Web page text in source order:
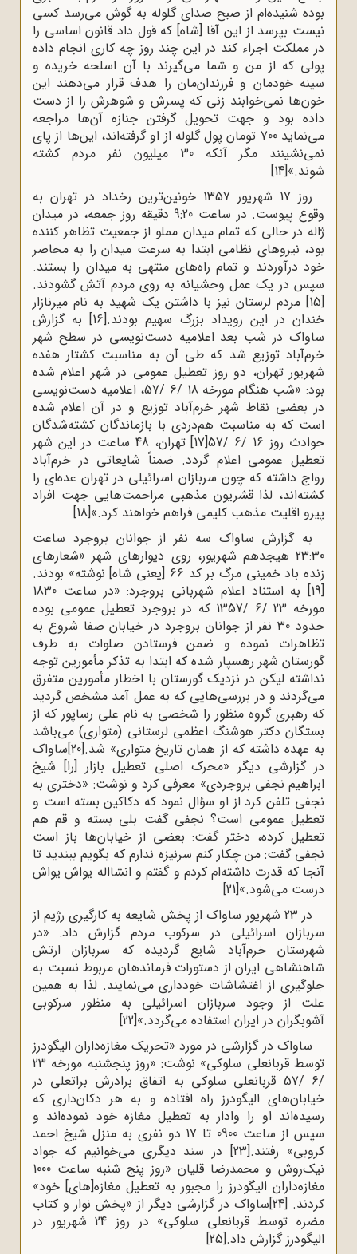
بوده شنیده‌ام از صبح صدای گلوله به گوش می‌رسد کسی
نیست بپرسد از این آقا [شاه] که قول داد قانون اساسی را
در مملکت اجراء کند در این چند روز چه کاری انجام داده
پولی که از من و شما می‌گیرند با آن اسلحه خریده و
سینه خودمان و فرزندان‌مان را هدف قرار می‌دهند این
خون‌ها نمی‌خوابند زنی که پسرش و شوهرش را از دست
داده بود و جهت تحویل گرفتن جنازه آن‌ها مراجعه
می‌نماید 700 تومان پول گلوله از او گرفته‌اند، این‌ها از پای
نمی‌نشینند مگر آنکه 30 میلیون نفر مردم کشته
شوند.»[14]
روز 17 شهریور 1357 خونین‌ترین رخداد در تهران به
وقوع پیوست. در ساعت 9:20 دقیقه روز جمعه، در میدان
ژاله در حالی که تمام میدان مملو از جمعیت تظاهر کننده
بود، نیروهای نظامی ابتدا به سرعت میدان را به محاصر
خود درآوردند و تمام راه‌های منتهی به میدان را بستند.
سپس در یک عمل وحشیانه به روی مردم آتش گشودند.
[15]
مردم لرستان نیز با داشتن یک شهید به نام میرنازار
خندان در این رویداد بزرگ سهیم بودند.[16]
به گزارش
ساواک در شب بعد اعلامیه دست‌نویسی در سطح شهر
خرم‌آباد توزیع شد که طی آن به مناسبت کشتار هفده
‌شهریور تهران، دو روز تعطیل عمومی در شهر اعلام شده
بود: «شب هنگام مورخه 18 /6 /57، اعلامیه دست‌نویسی
در بعضی نقاط شهر خرم‌آباد توزیع و در آن اعلام شده
است که به مناسبت هم‌دردی با بازماندگان کشته‌شدگان
حوادث روز 16 /6 /57
[17]
تهران، 48 ساعت در این شهر
تعطیل عمومی اعلام گردد. ضمناً شایعاتی در خرم‌آباد
رواج داشته که چون سربازان اسرائیلی در تهران عده‌ای را
کشته‌اند، لذا قشریون مذهبی مزاحمت‌هایی جهت افراد
پیرو اقلیت مذهب کلیمی فراهم خواهند کرد.»[18]
به گزارش ساواک سه نفر از جوانان بروجرد ساعت
23:30 هیجدهم شهریور، روی دیوارهای شهر «شعارهای
زنده باد خمینی مرگ بر کد 66 [یعنی شاه] نوشته» بودند.
[19]
به استناد اعلام شهربانی بروجرد: «در ساعت 1830
مورخه 23 /6 /1357 که در بروجرد تعطیل عمومی بوده
حدود 30 نفر از جوانان بروجرد در خیابان صفا شروع به
تظاهرات نموده و ضمن فرستادن صلوات به طرف
گورستان شهر رهسپار شده که ابتدا به تذکر مأمورین توجه
نداشته لیکن در نزدیک گورستان با اخطار مأمورین متفرق
می‌گردند و در بررسی‌هایی که به عمل آمد مشخص گردید
که رهبری گروه منظور را شخصی به نام علی رساپور که از
بستگان دکتر هوشنگ اعظمی لرستانی (متواری) می‌باشد
به عهده داشته که از همان تاریخ متواری» شد.[20]
ساواک
در گزارشی دیگر «محرک اصلی تعطیل بازار [را] شیخ
ابراهیم نجفی بروجردی» معرفی کرد و نوشت: «دختری به
نجفی تلفن کرد از او سؤال نمود که دکاکین بسته است و
تعطیل عمومی است؟ نجفی گفت بلی بسته و قم هم
تعطیل کرده، دختر گفت: بعضی از خیابان‌ها باز است
نجفی گفت: من چکار کنم سرنیزه ندارم که بگویم ببندید تا
آنجا که قدرت داشته‌ام کردم و گفتم و انشااله یواش یواش
درست می‌شود.»[21]
در 23 شهریور ساواک از پخش شایعه به کارگیری رژیم از
سربازان اسرائیلی در سرکوب مردم گزارش داد: «در
شهرستان خرم‌آباد شایع گردیده که سربازان ارتش
شاهنشاهی ایران از دستورات فرماندهان مربوط نسبت به
جلوگیری از اغتشاشات خودداری می‌نمایند. لذا به همین
علت از وجود سربازان اسرائیلی به منظور سرکوبی
آشوبگران در ایران استفاده می‌گردد.»[22]
ساواک در گزارشی در مورد «تحریک مغازه‌داران الیگودرز
توسط قربانعلی سلوکی» نوشت: «روز پنجشنبه مورخه 23
/6 /57 قربانعلی سلوکی به اتفاق برادرش براتعلی در
خیابان‌های الیگودرز راه افتاده و به هر دکان‌داری که
رسیده‌اند او را وادار به تعطیل مغازه خود نموده‌اند و
سپس از ساعت 0900 تا 17 دو نفری به منزل شیخ احمد
کروبی» رفتند.[23]
در سند دیگری می‌خوانیم که جواد
نیک‌روش و محمدرضا قلیان «روز پنج شنبه ساعت 1000
مغازه‌داران الیگودرز را مجبور به تعطیل مغازه[های] خود»
کردند. [24]
ساواک در گزارشی دیگر از «پخش نوار و کتاب
مضره توسط قربانعلی سلوکی» در روز 24 شهریور در
الیگودرز گزارش داد.[25]